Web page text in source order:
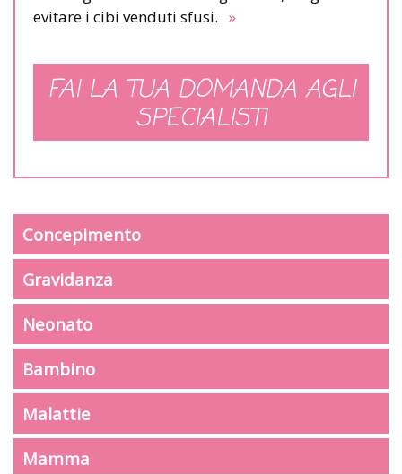
evitare i cibi venduti sfusi. »
FAI LA TUA DOMANDA AGLI
SPECIALISTI
Concepimento
Gravidanza
Neonato
Bambino
Malattie
Mamma